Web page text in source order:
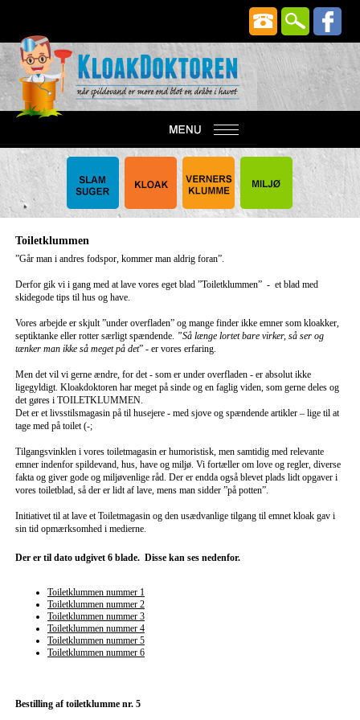
Toiletklummen
”Går man i andres fodspor, kommer man aldrig foran”.
Derfor gik vi i gang med at lave vores eget blad ”Toiletklummen” - et blad med
skidegode tips til hus og have.
Vores arbejde er skjult ”under overfladen” og mange finder ikke emner som kloakker,
septiktanke eller rotter særligt spændende. ”Så længe lortet bare virker, så ser og
tænker man ikke så meget på det” - er vores erfaring.
Men det vil vi gerne ændre, for det - som er under overfladen - er absolut ikke
ligegyldigt. Kloakdoktoren har meget på sinde og en faglig viden, som gerne deles og
det gøres i TOILETKLUMMEN.
Det er et livsstilsmagasin på til husejere - med sjove og spændende artikler – lige til at
tage med på toilet (-;
Tilgangsvinklen i vores toiletmagasin er humoristisk, men samtidig med relevante
emner indenfor spildevand, hus, have og miljø. Vi fortæller om love og regler, diverse
fakta og giver gode og miljøvenlige råd. Der er endda også blevet plads lidt opgaver i
vores toiletblad, så der er lidt af lave, mens man sidder ”på potten”.
Initiativet til at lave et Toiletmagasin og den usædvanlige tilgang til emnet kloak gav i
sin tid opmærksomhed i medierne.
Der er til dato udgivet 6 blade. Disse kan ses nedenfor.
Toiletklummen nummer 1
Toiletklummen nummer 2
Toiletklummen nummer 3
Toiletklummen nummer 4
Toiletklummen nummer 5
Toiletklummen nummer 6
Bestilling af toiletklumme nr. 5